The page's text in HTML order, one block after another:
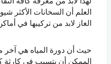
الغاز لابد من تركيبها في